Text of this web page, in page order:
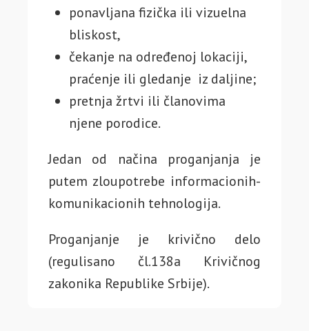
ponavljana fizička ili vizuelna
bliskost,
čekanje na određenoj lokaciji,
praćenje ili gledanje iz daljine;
pretnja žrtvi ili članovima
njene porodice.
Jedan od načina proganjanja je
putem zloupotrebe informacionih-
komunikacionih tehnologija.
Proganjanje je krivično delo
(regulisano čl.138a Krivičnog
zakonika Republike Srbije).